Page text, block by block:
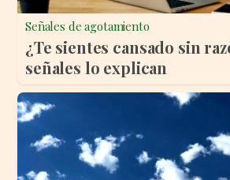
Señales de agotamiento
¿Te sientes cansado sin
señales lo explican